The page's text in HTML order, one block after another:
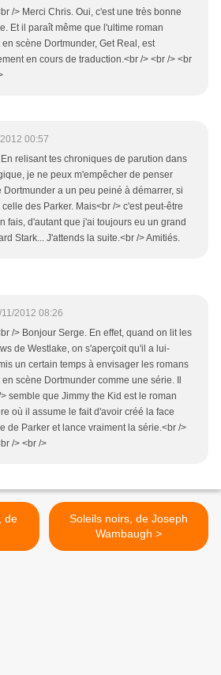
/> Merci Chris. Oui, c'est une très bonne
Et il paraît même que l'ultime roman
en scène Dortmunder, Get Real, est
en cours de traduction.<br /> <br /> <br
00:57
relisant tes chroniques de parution dans
je ne peux m'empêcher de penser
Dortmunder a un peu peiné à démarrer, si
des Parker. Mais<br /> c'est peut-être
fais, d'autant que j'ai toujours eu un grand
Stark... J'attends la suite.<br /> Amitiés.
2012 08:26
/> Bonjour Serge. En effet, quand on lit les
de Westlake, on s'aperçoit qu'il a lui-
un certain temps à envisager les romans
scène Dortmunder comme une série. Il
semble que Jimmy the Kid est le roman
où il assume le fait d'avoir créé la face
de Parker et lance vraiment la série.<br />
/> <br />
Soleils noirs, de Joseph
Wambaugh >